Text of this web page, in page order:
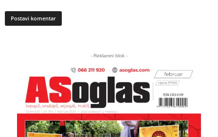
- Reklamni blok -